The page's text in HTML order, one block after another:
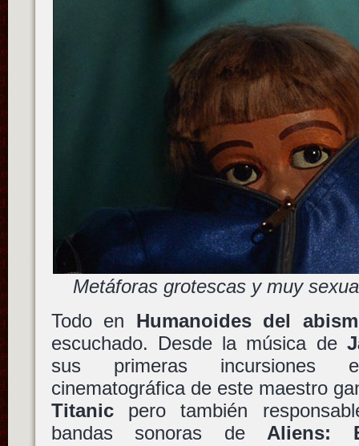
Metáforas grotescas y muy
Todo en Humanoides del
escuchado. Desde la música de
sus primeras incursiones
cinematográfica de este maestro
Titanicpero también
bandas sonoras de Aliens: